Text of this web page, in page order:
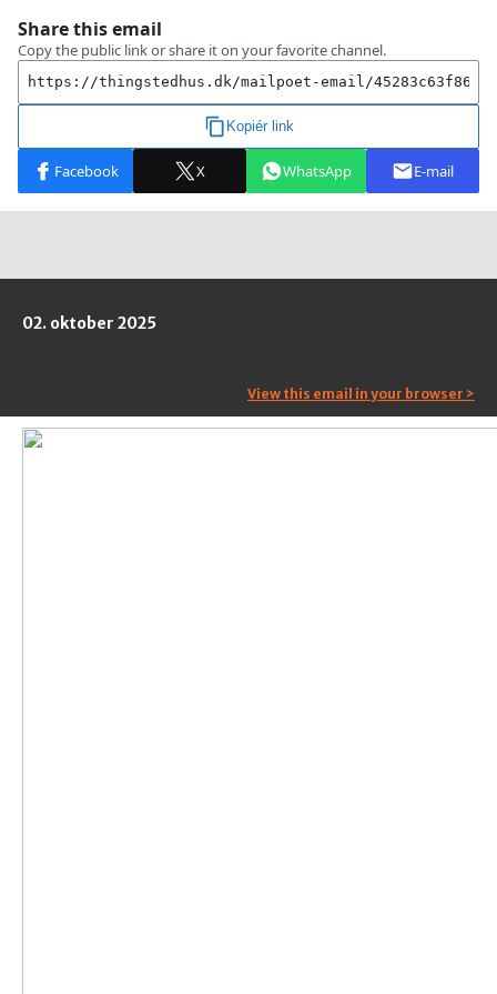
02. oktober 2025
View this email in your browser >